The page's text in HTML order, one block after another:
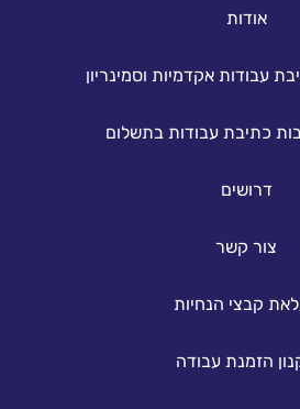
אודות
עבודות אקדמיות וסמינריון
כתיבת עבודות בתשלום
דרושים
צור קשר
קבצי הנחיות
הזמנת עבודה